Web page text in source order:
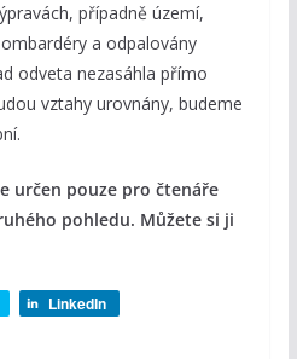
případně území,
a odpalovány
odveta nezasáhla přímo
vztahy urovnány, budeme
určen pouze pro čtenáře
pohledu. Můžete si ji
LinkedIn